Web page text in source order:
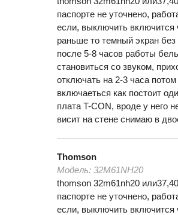
паспорте не уточнено,
если, выключить включится
раньше то темный экран без
после 5-8 часов работы
становиться со звуком,
отключать на 2-3 часа
включаеться как постоит
плата T-СON, вроде у него
висит на стене снимаю в
Thomson
Модель: 32M61NH20
thomson 32m61nh20
паспорте не уточнено,
если, выключить включится